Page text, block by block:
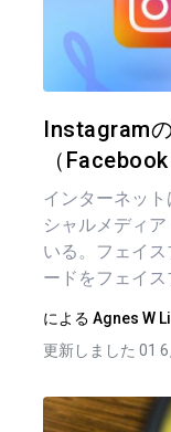
Instagram
（
インターネッ
シャルメディ
いる。フェイ
ードをフェイス
による Agnes W
更新しました 01